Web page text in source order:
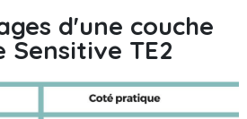
d'une couche
Sensitive TE2